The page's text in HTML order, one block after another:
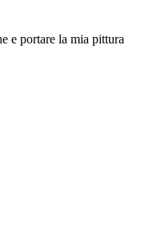
e portare la mia pittura